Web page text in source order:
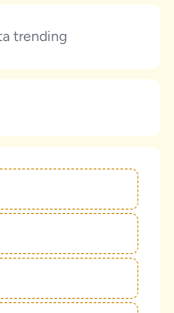
trending